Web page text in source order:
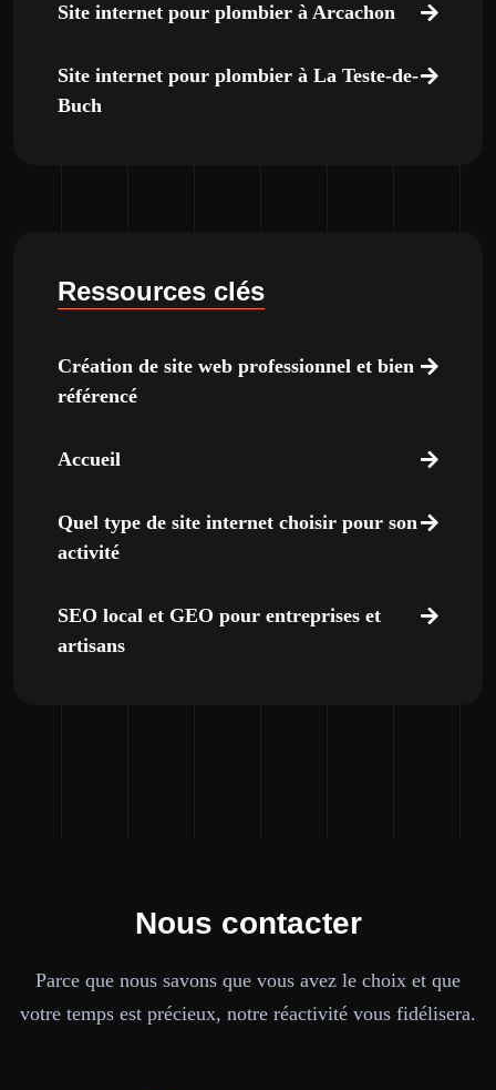
Site internet pour plombier à Arcachon
Site internet pour plombier à La Teste-de-
Buch
Ressources clés
Création de site web professionnel et bien
référencé
Accueil
Quel type de site internet choisir pour son
activité
SEO local et GEO pour entreprises et
artisans
Nous contacter
Parce que nous savons que vous avez le choix et que
votre temps est précieux, notre réactivité vous fidélisera.